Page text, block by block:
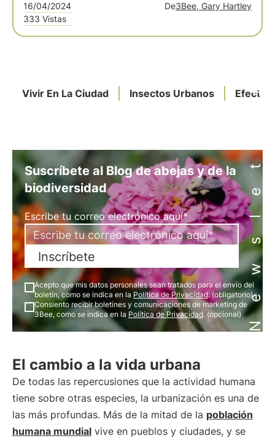
16/04/2024 De3Bee, Gary Hartley
333 Vistas
Vivir En La Ciudad Insectos Urbanos Efectos
Newsletter
Suscríbete al Blog de abejas y de la
biodiversidad
Escribe tu correo electrónico aquí*
Inscríbete
Acepto que mis datos personales sean tratados para el envío del
boletín, como se indica en la Política de Privacidad. (obligatorio)
Consiento recibir boletines y comunicaciones de marketing de
3Bee, como se indica en la Política de Privacidad. (opcional)
El cambio a la vida urbana
De todas las repercusiones que la actividad humana
tiene sobre otras especies, la urbanización es una de
las más profundas. Más de la mitad de la población
humana mundial vive en pueblos y ciudades, y se